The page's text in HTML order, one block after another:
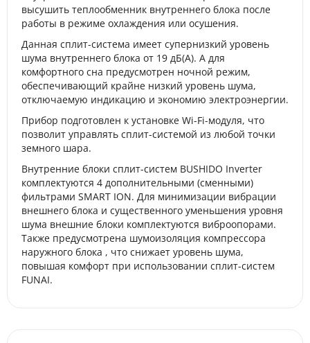
высушить теплообменник внутреннего блока после
работы в режиме охлаждения или осушения.
Данная сплит-система имеет супернизкий уровень
шума внутреннего блока от 19 дБ(А). А для
комфортного сна предусмотрен ночной режим,
обеспечивающий крайне низкий уровень шума,
отключаемую индикацию и экономию электроэнергии.
Прибор подготовлен к установке Wi-Fi-модуля, что
позволит управлять сплит-системой из любой точки
земного шара.
Внутренние блоки сплит-систем BUSHIDO Inverter
комплектуются 4 дополнительными (сменными)
фильтрами SMART ION. Для минимизации вибрации
внешнего блока и существенного уменьшения уровня
шума внешние блоки комплектуются виброопорами.
Также предусмотрена шумоизоляция компрессора
наружного блока , что снижает уровень шума,
повышая комфорт при использовании сплит-систем
FUNAI.